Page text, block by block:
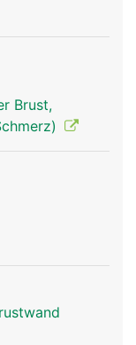
Brust,